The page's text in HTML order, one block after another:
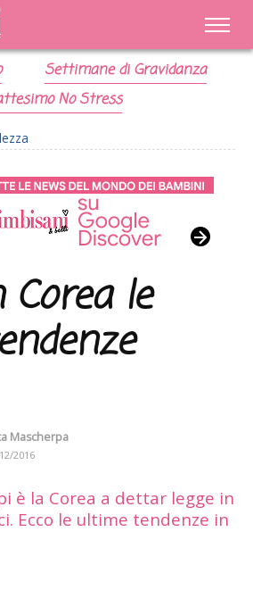
Settimane di Gravidanza
No Stress
le
Mascherpa
2016
è la Corea a dettar legge in
Ecco le ultime tendenze in